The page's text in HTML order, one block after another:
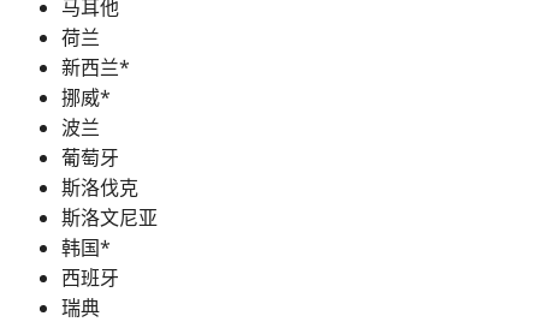
马耳他
荷兰
新西兰*
挪威*
波兰
葡萄牙
斯洛伐克
斯洛文尼亚
韩国*
西班牙
瑞典